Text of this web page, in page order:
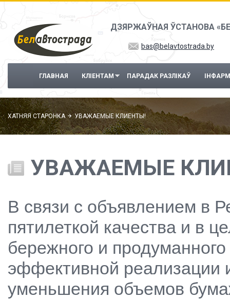
Перайсці да асноўнага змесціва
ДЗЯРЖАЎНАЯ ЎСТАНОВА
bas@belavtostrada.by
ГЛАВНАЯ КЛІЕНТАМ ПАРАДАК РАЗЛІКАЎ
ХАТНЯЯ СТАРОНКА УВАЖАЕМЫЕ КЛИЕНТЫ!
УВАЖАЕМЫЕ
В связи с объявлением в
пятилеткой качества и в
бережного и
эффективной реализации
уменьшения объемов